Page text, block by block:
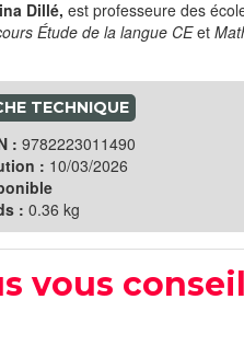
Dillé, est professeure des
Étude de la langue CEet
TECHNIQUE
: 9782223011490
: 10/03/2026
: 0.36 kg
vous